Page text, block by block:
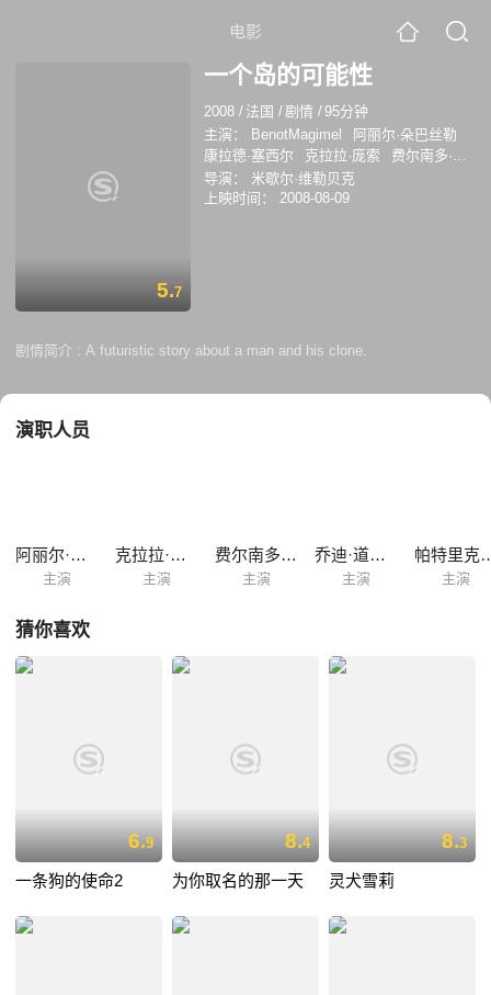
电影
5.7
一个岛的可能性
2008 / 法国 /剧情 /95分钟
主演：
BenotMagimel
阿丽尔·朵巴丝勒
康拉德·塞西尔
克拉拉·庞索
费尔南多·阿
拉巴尔
米歇尔·维勒贝克
Michail Krasnoborov Redwood
导演：
米歇尔·维勒贝克
上映时间：
2008-08-09
剧情简介 : A futuristic story about a man and his clone.
演职人员
阿丽尔·朵巴丝勒
主演
克拉拉·庞索
主演
费尔南多·阿拉巴尔
主演
乔迪·道德尔
主演
帕特
主演
猜你喜欢
6.9
一条狗的使命2
8.4
为你取名的那一天
8.3
灵犬雪莉